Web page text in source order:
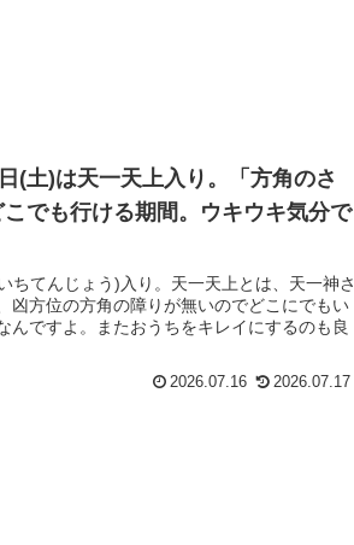
(土)は天一天上入り。「方角のさ
でも行ける期間。ウキウキ気分で
ちてんじょう)入り。天一天上とは、天一神さ
凶方位の方角の障りが無いのでどこにでもい
んですよ。またおうちをキレイにするのも良
2026.07.16 2026.07.17